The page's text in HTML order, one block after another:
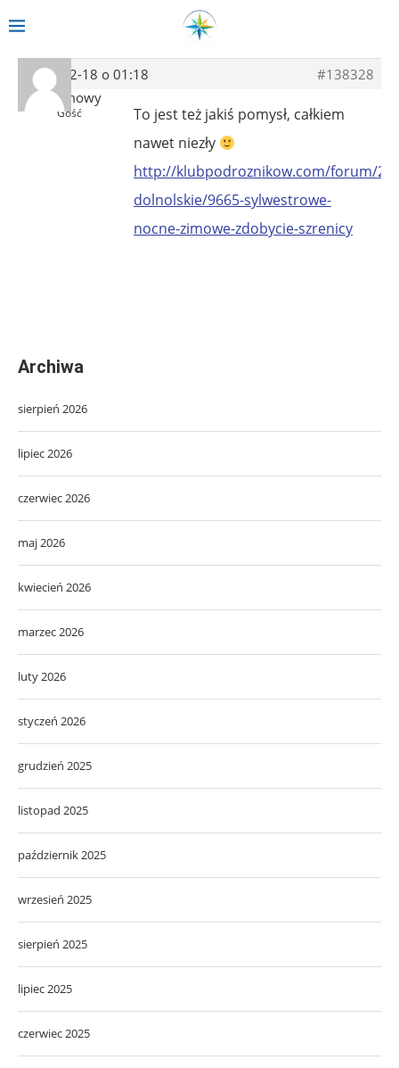
2013-12-18 o 01:18
#138328
Anonimowy
Gość
To jest też jakiś pomysł, całkiem
nawet niezły
http://klubpodroznikow.com/forum/23-
dolnolskie/9665-sylwestrowe-
nocne-zimowe-zdobycie-szrenicy
Archiwa
sierpień 2026
lipiec 2026
czerwiec 2026
maj 2026
kwiecień 2026
marzec 2026
luty 2026
styczeń 2026
grudzień 2025
listopad 2025
październik 2025
wrzesień 2025
sierpień 2025
lipiec 2025
czerwiec 2025